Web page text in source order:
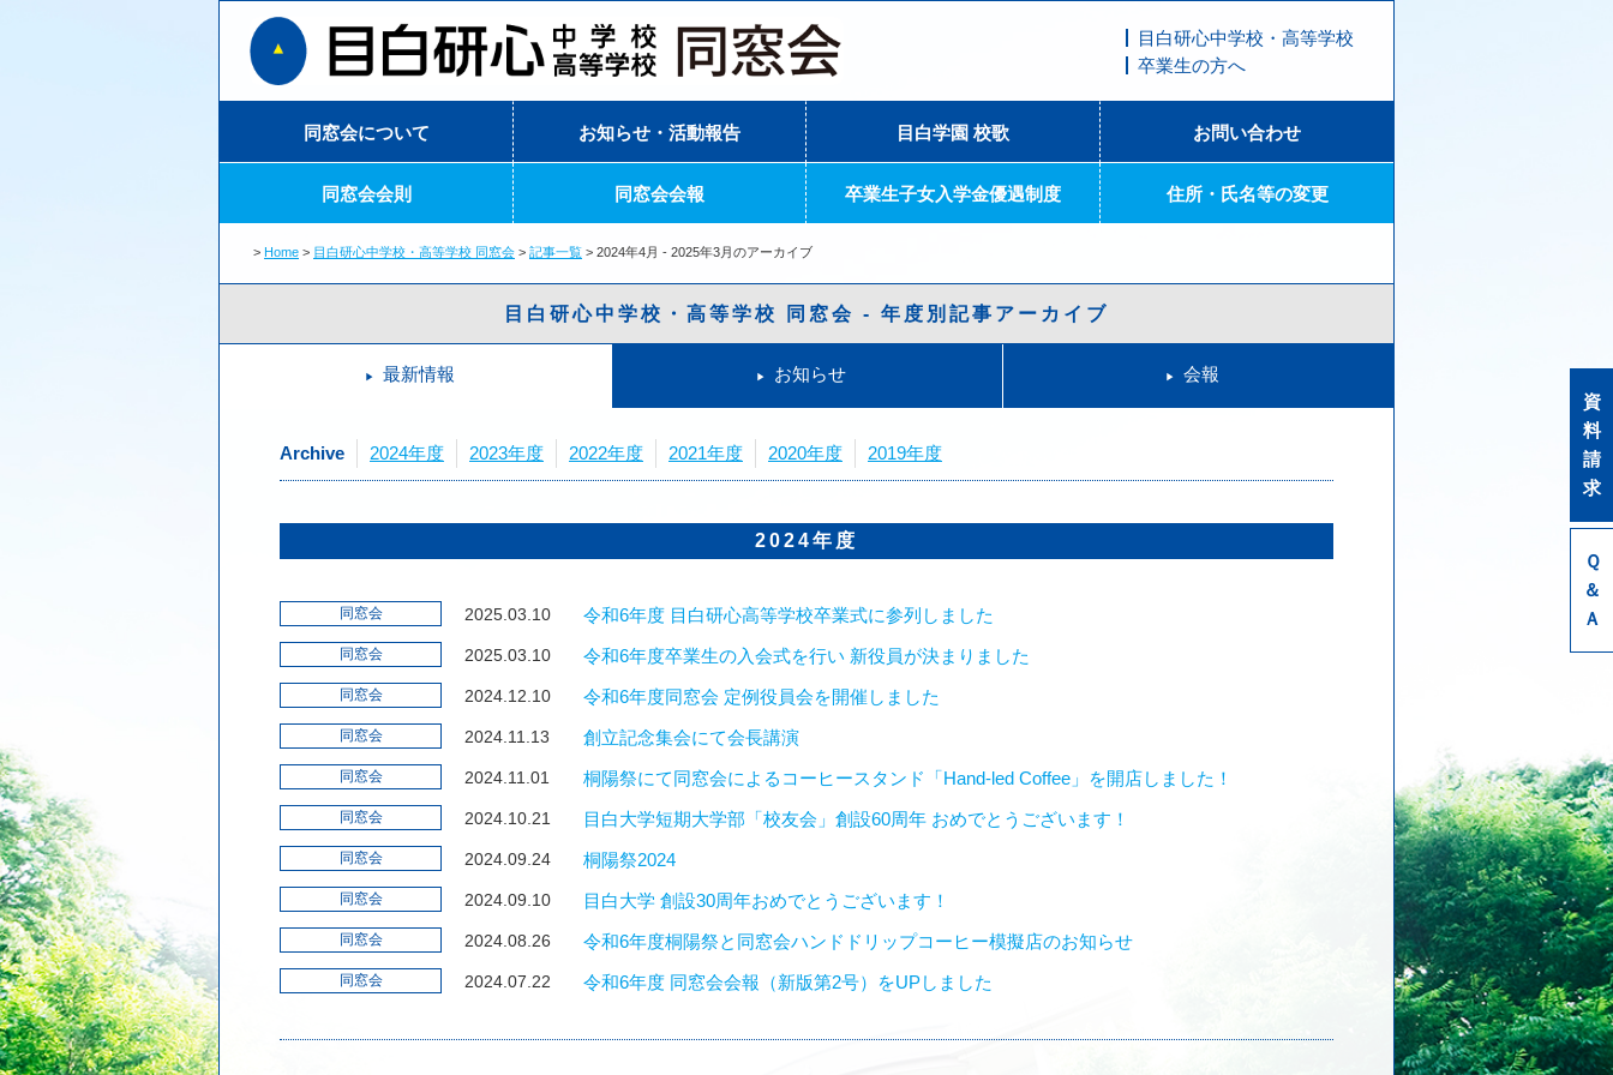
目白研心中学校・高等学校
卒業生の方へ
同窓会について お知らせ・活動報告 目白学園 校歌 お問い合わせ
同窓会会則 同窓会会報 卒業生子女入学金優遇制度 住所・氏名等の変更
Home 目白研心中学校・高等学校 同窓会 記事一覧 2024年4月 - 2025年3月のアーカイブ
目白研心中学校・高等学校 同窓会 - 年度別記事アーカイブ
最新情報 お知らせ 会報
Archive 2024年度 2023年度 2022年度 2021年度 2020年度 2019年度
2024年度
同窓会 2025.03.10 令和6年度 目白研心高等学校卒業式に参列しました
同窓会 2025.03.10 令和6年度卒業生の入会式を行い 新役員が決まりました
同窓会 2024.12.10 令和6年度同窓会 定例役員会を開催しました
同窓会 2024.11.13 創立記念集会にて会長講演
同窓会 2024.11.01 桐陽祭にて同窓会によるコーヒースタンド「Hand-led Coffee」を開店しました！
同窓会 2024.10.21 目白大学短期大学部「校友会」創設60周年 おめでとうございます！
同窓会 2024.09.24 桐陽祭2024
同窓会 2024.09.10 目白大学 創設30周年おめでとうございます！
同窓会 2024.08.26 令和6年度桐陽祭と同窓会ハンドドリップコーヒー模擬店のお知らせ
同窓会 2024.07.22 令和6年度 同窓会会報（新版第2号）をUPしました
資
料
請
求
Ｑ
＆
Ａ